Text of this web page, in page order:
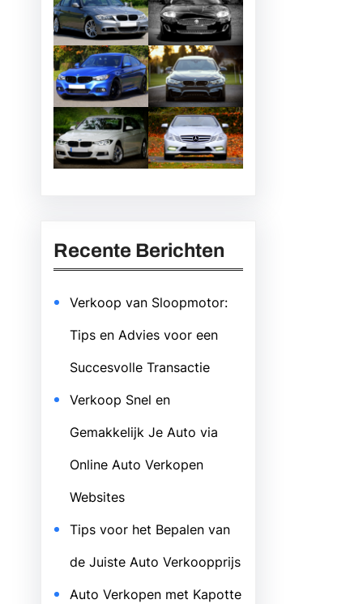
Recente Berichten
Verkoop van Sloopmotor:
Tips en Advies voor een
Succesvolle Transactie
Verkoop Snel en
Gemakkelijk Je Auto via
Online Auto Verkopen
Websites
Tips voor het Bepalen van
de Juiste Auto Verkoopprijs
Auto Verkopen met Kapotte